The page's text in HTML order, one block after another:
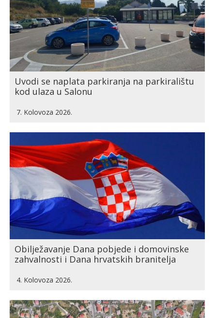
Uvodi se naplata parkiranja na parkiralištu
kod ulaza u Salonu
7. Kolovoza 2026.
Obilježavanje Dana pobjede i domovinske
zahvalnosti i Dana hrvatskih branitelja
4. Kolovoza 2026.